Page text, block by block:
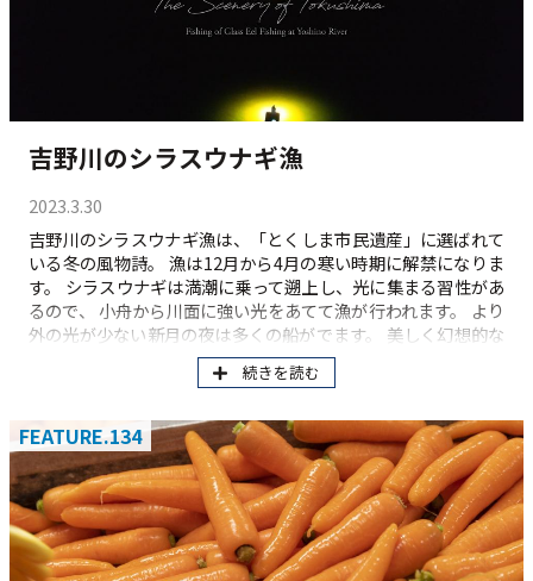
吉野川のシラスウナギ漁
2023.3.30
吉野川のシラスウナギ漁は、「とくしま市民遺産」に選ばれて
いる冬の風物詩。 漁は12月から4月の寒い時期に解禁になりま
す。 シラスウナギは満潮に乗って遡上し、光に集まる習性があ
るので、 小舟から川面に強い光をあてて漁が行われます。 より
外の光が少ない新月の夜は多くの船がでます。 美しく幻想的な
光が吉野川の川面に浮かび上がります。 徳島市上助任町天神
続きを読む
FEATURE.134